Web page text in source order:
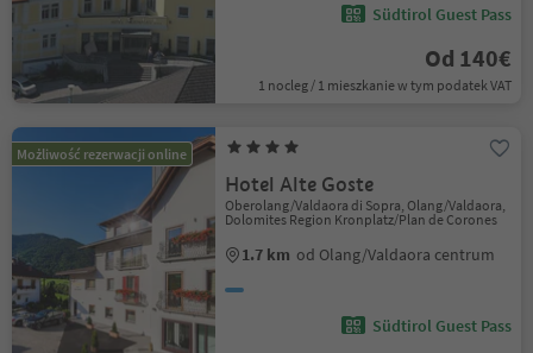
Südtirol Guest Pass
Od 140€
1 nocleg / 1 mieszkanie w tym podatek VAT
Możliwość rezerwacji online
Hotel Alte Goste
Oberolang/Valdaora di Sopra, Olang/Valdaora,
Dolomites Region Kronplatz/Plan de Corones
1.7 km od Olang/Valdaora centrum
Südtirol Guest Pass